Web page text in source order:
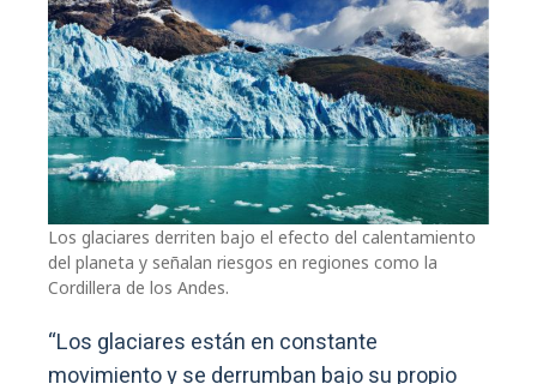
Los glaciares derriten bajo el efecto del calentamiento
del planeta y señalan riesgos en regiones como la
Cordillera de los Andes.
“Los glaciares están en constante
movimiento y se derrumban bajo su propio